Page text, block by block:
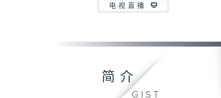
电视直播
简介
GIST